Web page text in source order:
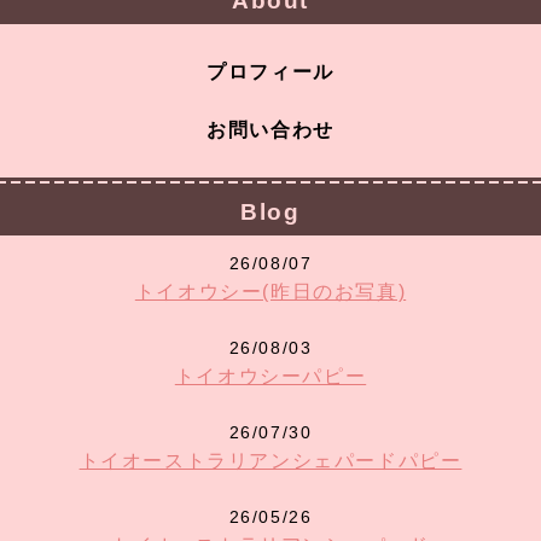
プロフィール
お問い合わせ
Blog
26/08/07
トイオウシー(昨日のお写真)
26/08/03
トイオウシーパピー
26/07/30
トイオーストラリアンシェパードパピー
26/05/26